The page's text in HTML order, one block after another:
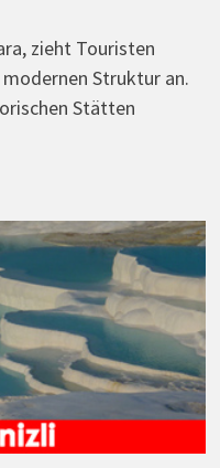
zieht Touristen
Struktur an.
Stätten